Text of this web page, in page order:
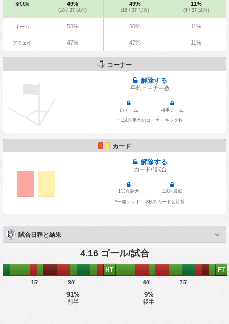
全試合 49%
(18 / 37 試合)
49%
(18 / 37 試合)
11%
(4 / 37 試合)
ホーム 50% 50% 11%
アウェイ 47% 47% 11%
コーナー
解除する
平均コーナー数
自チーム
相手チーム
* 1試合平均のコーナーキック数
カード
解除する
カード/1試合
1試合最大
1試合最低
*一発レッド = 2枚のカードと計算
試合日程と結果
4.16 ゴール/試合
15' 30'
HT
60' 75'
FT
91%
前半
9%
後半